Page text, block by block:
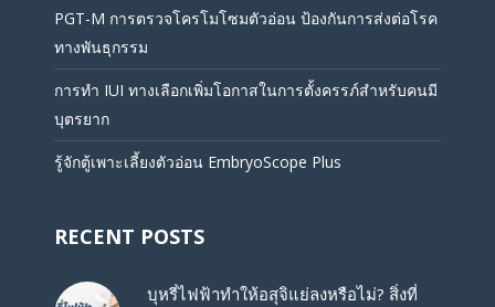
PGT-M การตรวจโครโมโซมตัวอ่อน ป้องกันการส่งต่อโรค
ทางพันธุกรรม
การทำ IUI ทางเลือกเพิ่มโอกาสในการตั้งครรภ์สำหรับคนมี
บุตรยาก
รู้จักตู้เพาะเลี้ยงตัวอ่อน EmbryoScope Plus
RECENT POSTS
บุหรี่ไฟฟ้าทำให้อสุจิแย่ลงหรือไม่? สิ่งที่